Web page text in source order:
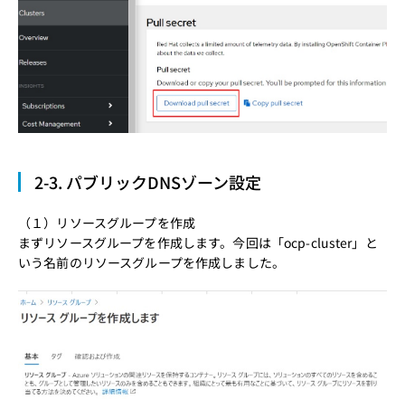
2-3. パブリックDNSゾーン設定
（１）リソースグループを作成
まずリソースグループを作成します。今回は「ocp-cluster」と
いう名前のリソースグループを作成しました。